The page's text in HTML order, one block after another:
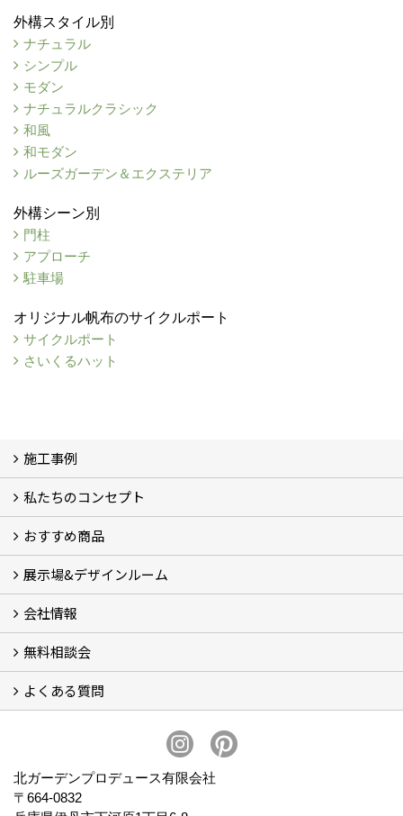
外構スタイル別
ナチュラル
シンプル
モダン
ナチュラルクラシック
和風
和モダン
ルーズガーデン＆エクステリア
外構シーン別
門柱
アプローチ
駐車場
オリジナル帆布のサイクルポート
サイクルポート
さいくるハット
施工事例
施工事例
お客様の声 (46)
私たちのコンセプト
コンセプト
完成までの流れ
お庭のメンテナンスについて
おすすめ商品
オリジナル帆布のサイクルポート
NEW スマートサイクルポート
おしゃれな物置 (8)
門扉 (6)
ウッドフェンス (16)
アイアンの商品 (6)
ガーデニング雑貨 (3)
ガーデン書&ガーデンアート
こだわりのオリジナル商品 一覧
おすすめの植物 (29)
箱庭ガーデン
ポット苗
展示場&デザインルーム
展示場&デザインルーム
会社情報
会社概要
スタッフ紹介 (11)
ブログ
コラム
アクセス
求人募集
無料相談会
無料相談会
よくある質問
アフターサービス・アフターメンテナンスについて (3)
北ガーデンプロデュース有限会社
〒664-0832